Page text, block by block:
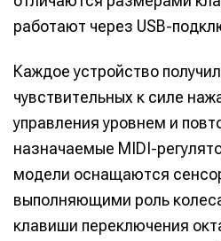
работают через USB-
Каждое устройство
чувствительных к силе
управления уровнем и
назначаемые MIDI-
модели оснащаются
выполняющими роль
клавиши переключения